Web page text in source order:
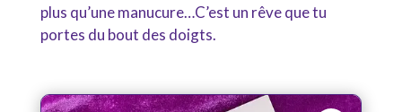
plus qu’une manucure…C’est un rêve que tu
portes du bout des doigts.